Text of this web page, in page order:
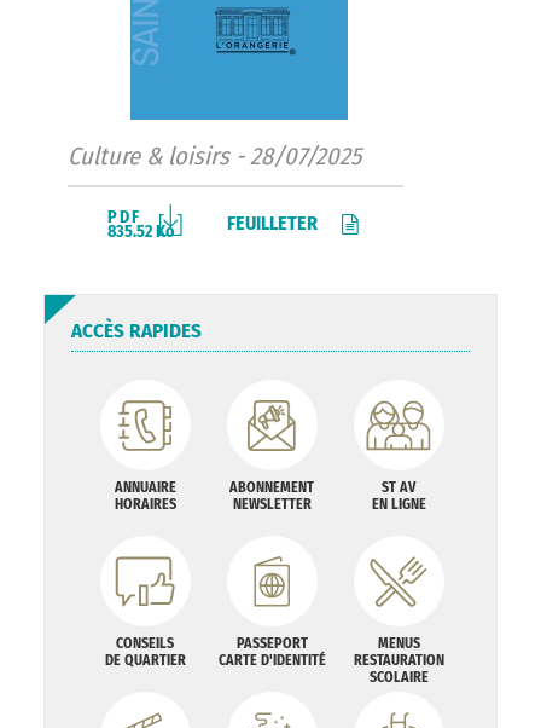
Culture & loisirs - 28/07/2025
PDF
835.52 Ko FEUILLETER
ACCÈS RAPIDES
ANNUAIRE
HORAIRES
ABONNEMENT
NEWSLETTER
ST AV
EN LIGNE
CONSEILS
DE QUARTIER
PASSEPORT
CARTE D'IDENTITÉ
MENUS
RESTAURATION
SCOLAIRE